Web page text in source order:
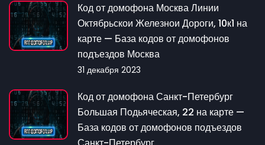
Код от домофона Москва Линии
Октябрьскои Железнои Дороги, 10к1 на
карте — База кодов от домофонов
подъездов Москва
31 декабря 2023
Код от домофона Санкт-Петербург
Большая Подьяческая, 22 на карте —
База кодов от домофонов подъездов